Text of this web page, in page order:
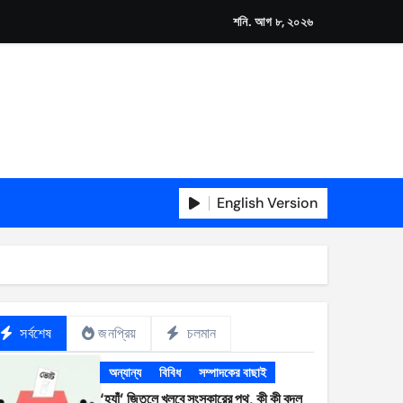
শনি. আগ ৮, ২০২৬
English Version
সর্বশেষ জনপ্রিয় চলমান
অন্যান্য বিবিধ সম্পাদকের বাছাই
‘হ্যাঁ’ জিতলে খুলবে সংস্কারের পথ, কী কী বদল